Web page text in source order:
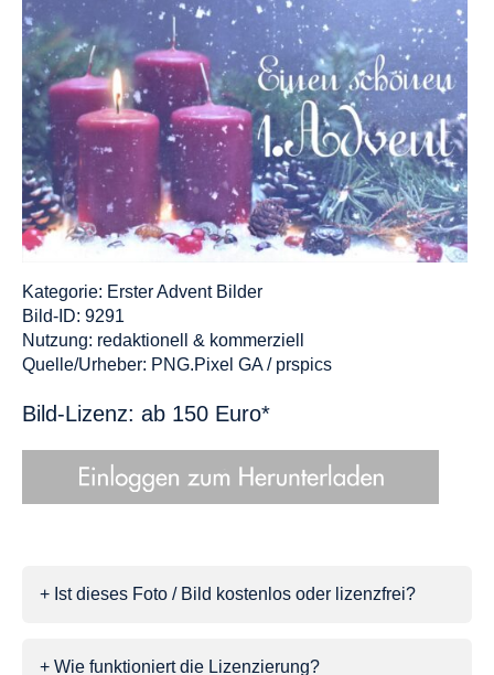
Kategorie: Erster Advent Bilder
Bild-ID: 9291
Nutzung: redaktionell & kommerziell
Quelle/Urheber: PNG.Pixel GA / prspics
Bild-Lizenz: ab 150 Euro*
+ Ist dieses Foto / Bild kostenlos oder lizenzfrei?
+ Wie funktioniert die Lizenzierung?